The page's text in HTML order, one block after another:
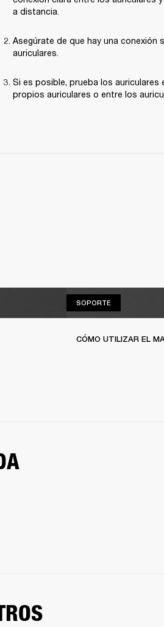
a distancia.
Asegúrate de que hay una
auriculares.
Si es posible, prueba los
propios auriculares o entre los
SOPORTESOPORTE
CÓMO UTILIZAR EL